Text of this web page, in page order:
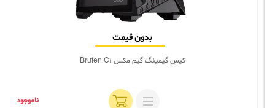
بدون قیمت
کیس گیمینگ گیم‌ مکس Brufen C1
ناموجود